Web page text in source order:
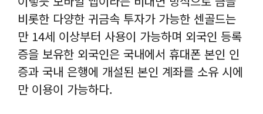
비롯한 다양한 귀금속 투자가 가능한 센골드는
만 14세 이상부터 사용이 가능하며 외국인 등록
증을 보유한 외국인은 국내에서 휴대폰 본인 인
증과 국내 은행에 개설된 본인 계좌를 소유 시에
만 이용이 가능하다.